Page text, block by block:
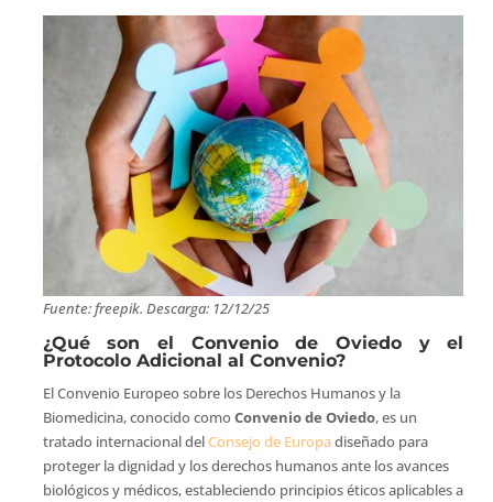
Fuente: freepik. Descarga: 12/12/25
¿Qué son el Convenio de Oviedo y el
Protocolo Adicional al Convenio?
El Convenio Europeo sobre los Derechos Humanos y la
Biomedicina, conocido comoConvenio de Oviedo, es un
tratado internacional delConsejo de Europadiseñado para
proteger la dignidad y los derechos humanos ante los avances
biológicos y médicos, estableciendo principios éticos aplicables a